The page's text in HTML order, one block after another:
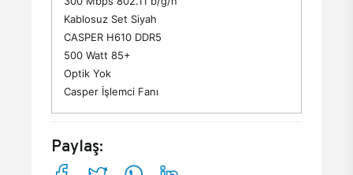
Kablosuz Set Siyah
CASPER H610 DDR5
500 Watt 85+
Optik Yok
Casper İşlemci Fanı
Paylaş: